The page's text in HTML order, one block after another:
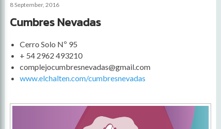
8 September, 2016
Cumbres Nevadas
Cerro Solo Nº 95
+ 54 2962 493210
complejocumbresnevadas@gmail.com
www.elchalten.com/cumbresnevadas